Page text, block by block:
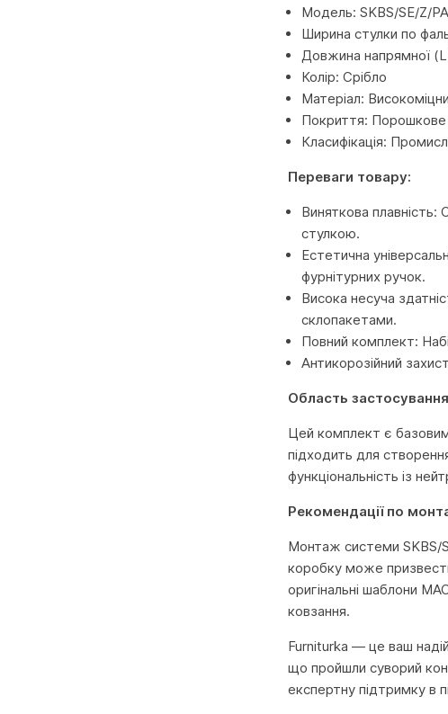
Модель: SKBS/SE/Z/
Ширина стулки по
Довжина напрямної
Колір: Срібло
Матеріал:
Покриття:
Класифікація:
Переваги товару:
Виняткова плавність:
стулкою.
Естетична
фурнітурних ручок.
Висока несуча
склопакетами.
Повний комплект:
Антикорозійний
Область застосування
Цей комплект є базовим
підходить для
функціональність із
Рекомендації по
Монтаж системи SKBS/
коробку може
оригінальні шаблони
ковзання.
Furniturka — це ваш
що пройшли суворий
експертну підтримку в